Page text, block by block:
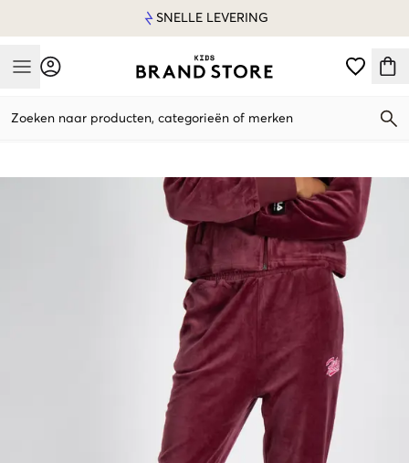
SNELLE LEVERING
Mobile Menu
Zoeken naar producten, categorieën of merken